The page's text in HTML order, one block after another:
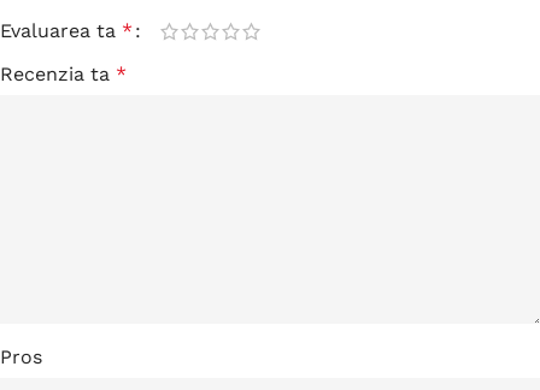
Evaluarea ta *
Recenzia ta *
Pros